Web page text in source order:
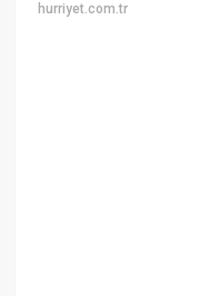
hurriyet.com.tr